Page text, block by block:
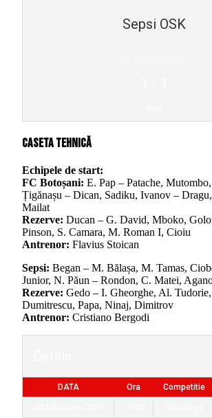
Sepsi OSK
Caseta tehnică
Echipele de start:
FC Botoșani: E. Pap – Patache,
Țigănașu – Dican, Sadiku, Ivanov –
Mailat
Rezerve: Ducan – G. David, Mboko,
Pinson, S. Camara, M. Roman I, Cioiu
Antrenor: Flavius Stoican
Sepsi: Began – M. Bălașa, M. Tamas,
Junior, N. Păun – Rondon, C. Matei,
Rezerve: Gedo – I. Gheorghe, Al.
Dumitrescu, Papa, Ninaj, Dimitrov
Antrenor: Cristiano Bergodi
DATA Ora Competitie